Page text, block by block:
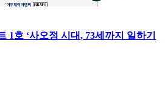
1호 ‘사오정 시대, 73세까지 일하기